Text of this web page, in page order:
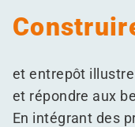
et entrepôt
et répondre aux
En intégrant des